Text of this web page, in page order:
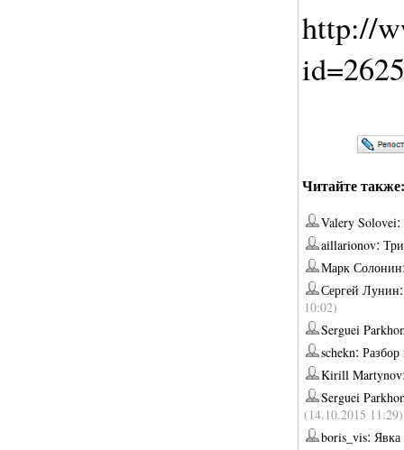
http://
Читайте также:
Valery Solovei:
aillarionov:
Марк Солонин
Сергей Лунин
10:02)
Serguei
schekn:
Kirill Martynov
Serguei
(14.10.2015 11:29)
boris_vis: